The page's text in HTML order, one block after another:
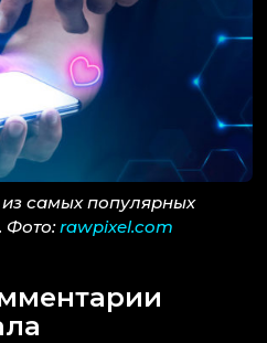
самых популярных
Фото:rawpixel.com